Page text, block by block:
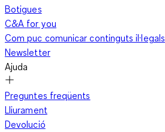
Botigues
C&A for you
Com puc comunicar continguts il·legals
Newsletter
Ajuda
Preguntes freqüents
Lliurament
Devolució